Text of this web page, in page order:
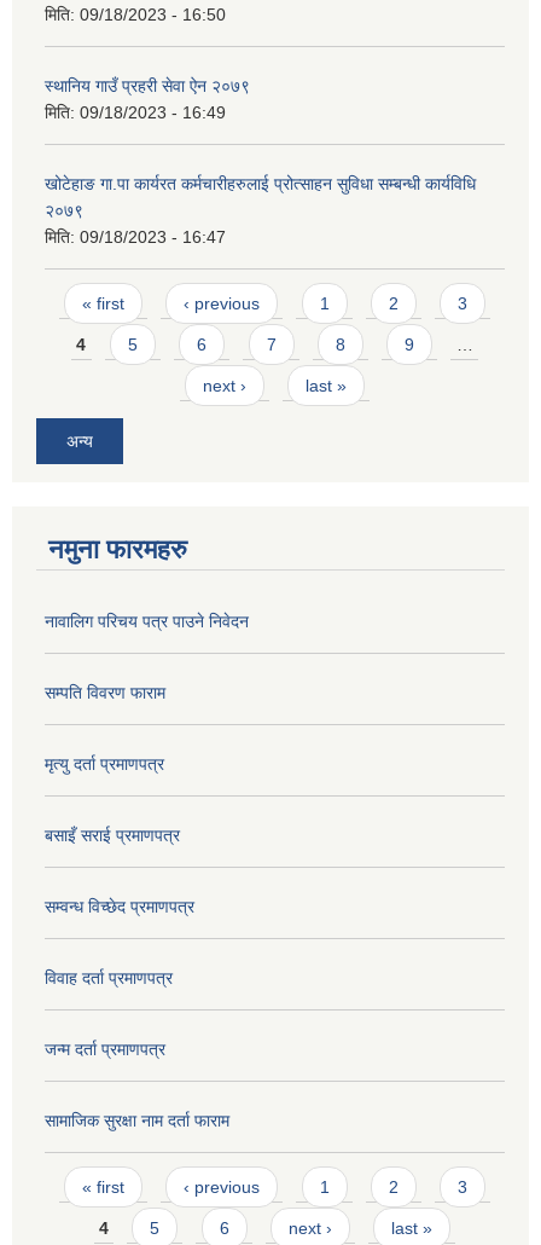
मिति: 09/18/2023 - 16:50
स्थानिय गाउँ प्रहरी सेवा ऐन २०७९
मिति: 09/18/2023 - 16:49
खोटेहाङ गा.पा कार्यरत कर्मचारीहरुलाई प्रोत्साहन सुविधा सम्बन्धी कार्यविधि
२०७९
मिति: 09/18/2023 - 16:47
Pages
« first ‹ previous 1 2 3
4 5 6 7 8 9
next › last »
अन्य
नमुना फारमहरु
नावालिग परिचय पत्र पाउने निवेदन
सम्पति विवरण फाराम
मृत्यु दर्ता प्रमाणपत्र
बसाइँ सराई प्रमाणपत्र
सम्वन्ध विच्छेद प्रमाणपत्र
विवाह दर्ता प्रमाणपत्र
जन्म दर्ता प्रमाणपत्र
सामाजिक सुरक्षा नाम दर्ता फाराम
Pages
« first ‹ previous 1 2 3
4 5 6 next › last »